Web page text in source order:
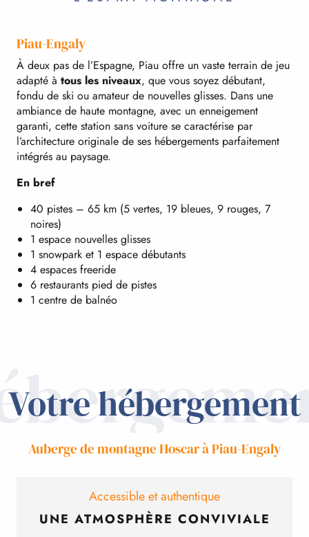
Piau-Engaly
À deux pas de l’Espagne, Piau offre un vaste terrain de jeu
adapté à tous les niveaux, que vous soyez débutant,
fondu de ski ou amateur de nouvelles glisses. Dans une
ambiance de haute montagne, avec un enneigement
garanti, cette station sans voiture se caractérise par
l’architecture originale de ses hébergements parfaitement
intégrés au paysage.
En bref
40 pistes – 65 km (5 vertes, 19 bleues, 9 rouges, 7
noires)
1 espace nouvelles glisses
1 snowpark et 1 espace débutants
4 espaces freeride
6 restaurants pied de pistes
1 centre de balnéo
Votre hébergement
Auberge de montagne Hoscar à Piau-Engaly
Accessible et authentique
UNE ATMOSPHÈRE CONVIVIALE